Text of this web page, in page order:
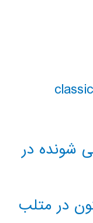
شونده در
در متلب